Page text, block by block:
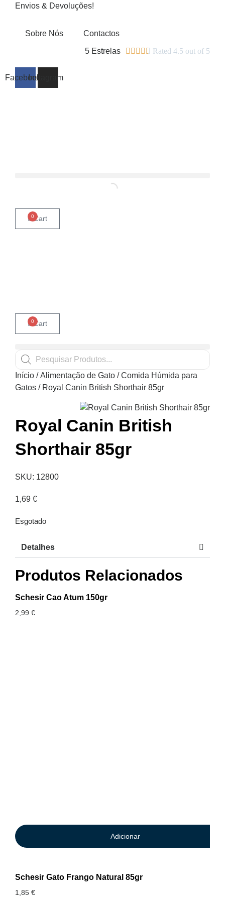
Envios & Devoluções!
Sobre Nós Contactos
5 Estrelas      Rated 4.5 out of 5
FacebookInstagram
0Cart
0Cart
Products
search
Início /Alimentação de Gato /Comida Húmida para
Gatos / Royal Canin British Shorthair 85gr
Royal Canin British
Shorthair 85gr
SKU: 12800
1,69 €
Esgotado
Detalhes
Produtos Relacionados
Schesir Cao Atum 150gr
2,99 €
Adicionar
Schesir Gato Frango Natural 85gr
1,85 €